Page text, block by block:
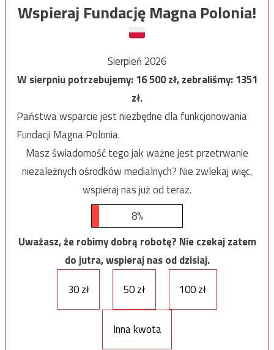
Wspieraj Fundację Magna Polonia!
Sierpień 2026
W sierpniu potrzebujemy:16 500zł, zebraliśmy:1351
zł.
Państwa wsparcie jest niezbędne dla funkcjonowania
Fundacji Magna Polonia.
Masz świadomość tego jak ważne jest przetrwanie
niezależnych ośrodków medialnych? Nie zwlekaj więc,
wspieraj nas już od teraz.
8%
Uważasz, że robimy dobrą robotę? Nie czekaj zatem
do jutra, wspieraj nas od dzisiaj.
30 zł
50 zł 100 zł
Inna kwota